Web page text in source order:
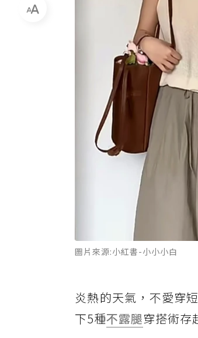
圖片來源:小紅書-小小小白
炎熱的天氣，不愛穿
下5種不露腿穿搭術存